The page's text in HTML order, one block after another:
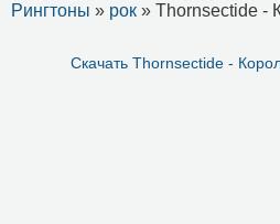
Рингтоны » рок » Thornsectide -
Скачать Thornsectide -